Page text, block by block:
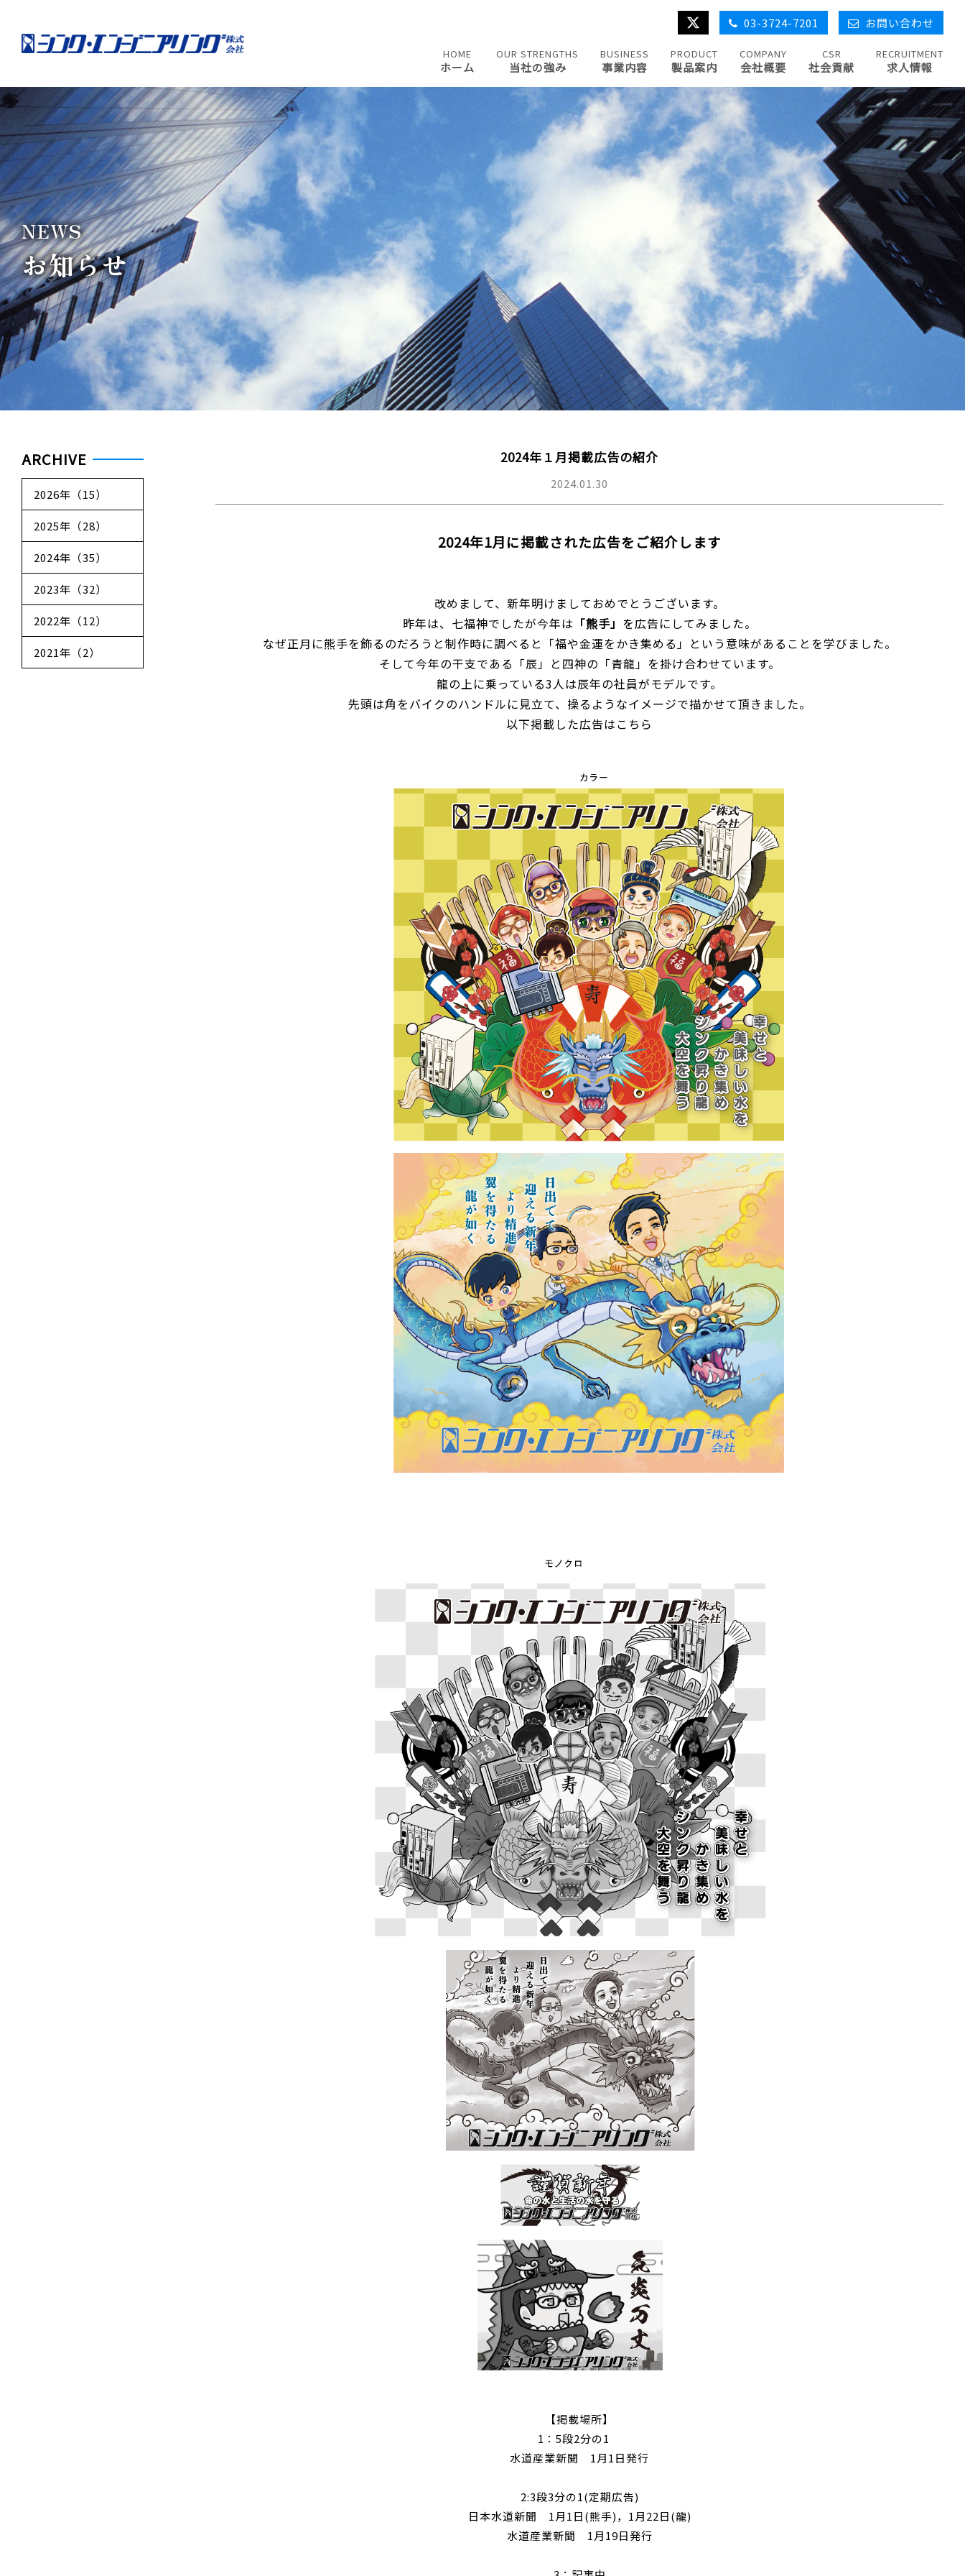
03-3724-7201 お問い合わせ
HOME
ホーム
OUR STRENGTHS
当社の強み
BUSINESS
事業内容
PRODUCT
製品案内
COMPANY
会社概要
CSR
社会貢献
RECRUITMENT
求人情報
NEWS
お知らせ
2024年１月掲載広告の紹介
2024.01.30
2024年1月に掲載された広告をご紹介します
改めまして、新年明けましておめでとうございます。
昨年は、七福神でしたが今年は 「熊手」 を広告にしてみました。
なぜ正月に熊手を飾るのだろうと制作時に調べると「福や金運をかき集める」という意味があることを学びました。
そして今年の干支である 「辰」 と四神の 「青龍」 を掛け合わせています。
龍の上に乗っている3人は辰年の社員がモデルです。
先頭は角をバイクのハンドルに見立て、操るようなイメージで描かせて頂きました。
以下掲載した広告はこちら
【掲載場所】
1：5段2分の1
水道産業新聞 1月1日発行
2:3段3分の1(定期広告)
日本水道新聞 1月1日(熊手)，1月22日(龍)
水道産業新聞 1月19日発行
ARCHIVE
2026年（15）
2025年（28）
2024年（35）
2023年（32）
2022年（12）
2021年（2）